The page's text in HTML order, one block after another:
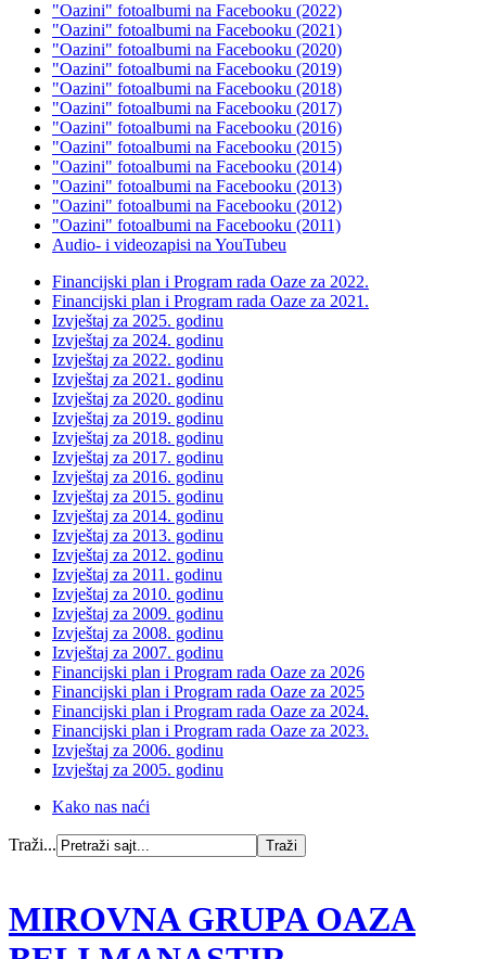
"Oazini" fotoalbumi na Facebooku (2022)
"Oazini" fotoalbumi na Facebooku (2021)
"Oazini" fotoalbumi na Facebooku (2020)
"Oazini" fotoalbumi na Facebooku (2019)
"Oazini" fotoalbumi na Facebooku (2018)
"Oazini" fotoalbumi na Facebooku (2017)
"Oazini" fotoalbumi na Facebooku (2016)
"Oazini" fotoalbumi na Facebooku (2015)
"Oazini" fotoalbumi na Facebooku (2014)
"Oazini" fotoalbumi na Facebooku (2013)
"Oazini" fotoalbumi na Facebooku (2012)
"Oazini" fotoalbumi na Facebooku (2011)
Audio- i videozapisi na YouTubeu
Financijski plan i Program rada Oaze za 2022.
Financijski plan i Program rada Oaze za 2021.
Izvještaj za 2025. godinu
Izvještaj za 2024. godinu
Izvještaj za 2022. godinu
Izvještaj za 2021. godinu
Izvještaj za 2020. godinu
Izvještaj za 2019. godinu
Izvještaj za 2018. godinu
Izvještaj za 2017. godinu
Izvještaj za 2016. godinu
Izvještaj za 2015. godinu
Izvještaj za 2014. godinu
Izvještaj za 2013. godinu
Izvještaj za 2012. godinu
Izvještaj za 2011. godinu
Izvještaj za 2010. godinu
Izvještaj za 2009. godinu
Izvještaj za 2008. godinu
Izvještaj za 2007. godinu
Financijski plan i Program rada Oaze za 2026
Financijski plan i Program rada Oaze za 2025
Financijski plan i Program rada Oaze za 2024.
Financijski plan i Program rada Oaze za 2023.
Izvještaj za 2006. godinu
Izvještaj za 2005. godinu
Kako nas naći
Traži...
MIROVNA GRUPA OAZA